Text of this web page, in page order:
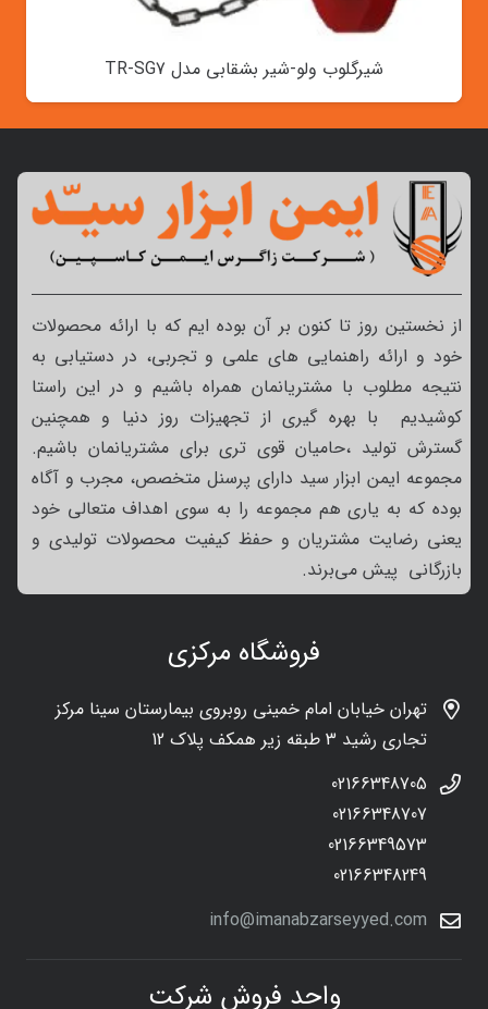
شیرگلوب ولو-شیر بشقابی مدل TR-SG7
فروشگاه مرکزی
تهران خیابان امام خمینی روبروی بیمارستان سینا مرکز
تجاری رشید 3 طبقه زیر همکف پلاک 12
02166348705
02166348707
02166349573
02166348249
info@imanabzarseyyed.com
واحد فروش شرکت
از نخستین روز تا کنون بر آن بوده ایم که با ارائه محصولات
خود و ارائه راهنمایی های علمی و تجربی، در دستیابی به
نتیجه مطلوب با مشتریانمان همراه باشیم و در این راستا
کوشیدیم با بهره گیری از تجهیزات روز دنیا و همچنین
گسترش تولید ،حامیان قوی تری برای مشتریانمان باشیم.
مجموعه ایمن ابزار سید دارای پرسنل متخصص، مجرب و آگاه
بوده که به یاری هم مجموعه را به سوی اهداف متعالی خود
یعنی رضایت مشتریان و حفظ کیفیت محصولات تولیدی و
بازرگانی پیش می‌برند.